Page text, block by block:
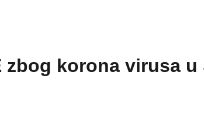
zbog korona virusa